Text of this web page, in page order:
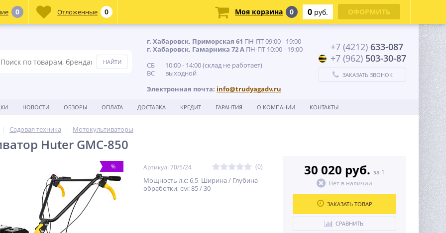
г. Хабаровск, Приморская 61 ПН-ПТ 09:00 - 19:00
г. Хабаровск, Гамарника 72 А ПН-ПТ 10:00 - 19:00
СБ 10:00 - 14:00 (склад не работает)
ВС выходной
Электронная почта: info@trudyagadv.ru
+7 (4212) 633-087
+7 (962) 503-30-87
ЗАКАЗАТЬ ЗВОНОК
НОВОСТИ ОБЗОРЫ ОПЛАТА ДОСТАВКА КРЕДИТ ГАРАНТИЯ О КОМПАНИИ КОНТАКТЫ
Садовая техника Мотокультиваторы
Huter GMC-850
% Артикул: 70/5/24 (0)
Мощность л.c: 6,5 Ширина / Глубина
обработки, см: 85 / 30
30 020 руб. за 1
Нет в наличии
ЗАКАЗАТЬ ТОВАР
СРАВНИТЬ
0 Отложенные 0 Моя корзина 0 0 руб. ОФОРМИТЬ